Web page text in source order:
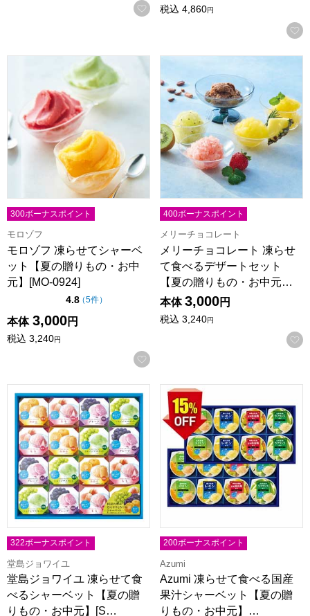
お気に入りに登録する
税込 4,860円
モロゾフ 凍らせてシャーベット【夏の贈りもの・お中元】
300ボーナスポイント
モロゾフ
モロゾフ 凍らせてシャーベ
ット【夏の贈りもの・お中
元】[MO-0924]
4.8点（5点満点中）
（5件の評価
）
本体 3,000円
税込 3,240円
お気に入りに登録する
400ボーナスポイント
メリーチョコレート
メリーチョコレート 凍らせ
て食べるデザートセット
【夏の贈りもの・お中元…
本体 3,000円
税込 3,240円
堂島ジョワイユ 凍らせて食べるシャーベット【夏の贈りも
322ボーナスポイント
堂島ジョワイユ
堂島ジョワイユ 凍らせて食
べるシャーベット【夏の贈
りもの・お中元】[S…
Azumi 凍らせて食べる国産
200ボーナスポイント
Azumi
Azumi 凍らせて食べる国産
果汁シャーベット【夏の贈
りもの・お中元】…